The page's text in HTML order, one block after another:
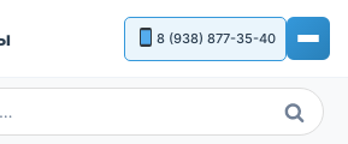
8 (938) 877-35-40
Поиск